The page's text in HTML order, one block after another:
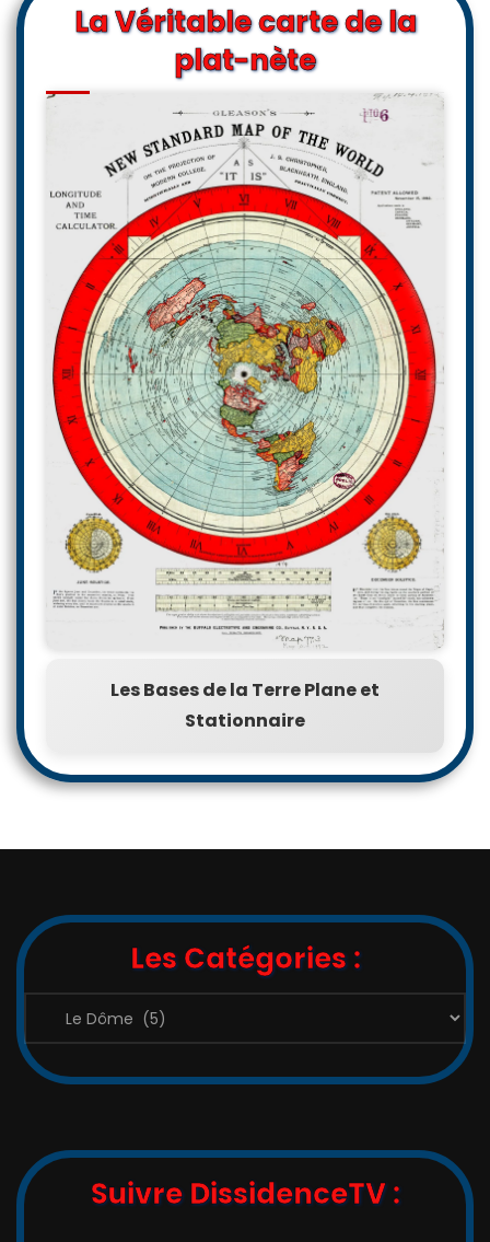
La Véritable carte de la
plat-nète
Les Bases de la Terre Plane et
Stationnaire
Les Catégories :
Catégories
Suivre DissidenceTV :